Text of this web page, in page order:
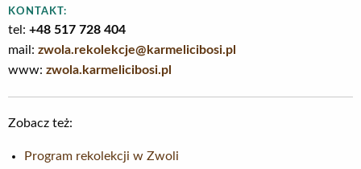
KONTAKT:
tel: +48 517 728 404
mail: zwola.rekolekcje@karmelicibosi.pl
www: zwola.karmelicibosi.pl
Zobacz też:
Program rekolekcji w Zwoli